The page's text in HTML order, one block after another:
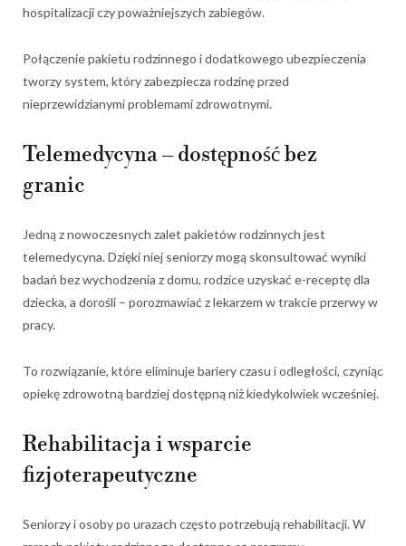
hospitalizacji czy poważniejszych zabiegów.
Połączenie pakietu rodzinnego i dodatkowego ubezpieczenia
tworzy system, który zabezpiecza rodzinę przed
nieprzewidzianymi problemami zdrowotnymi.
Telemedycyna – dostępność bez
granic
Jedną z nowoczesnych zalet pakietów rodzinnych jest
telemedycyna. Dzięki niej seniorzy mogą skonsultować wyniki
badań bez wychodzenia z domu, rodzice uzyskać e-receptę dla
dziecka, a dorośli – porozmawiać z lekarzem w trakcie przerwy w
pracy.
To rozwiązanie, które eliminuje bariery czasu i odległości, czyniąc
opiekę zdrowotną bardziej dostępną niż kiedykolwiek wcześniej.
Rehabilitacja i wsparcie
fizjoterapeutyczne
Seniorzy i osoby po urazach często potrzebują rehabilitacji. W